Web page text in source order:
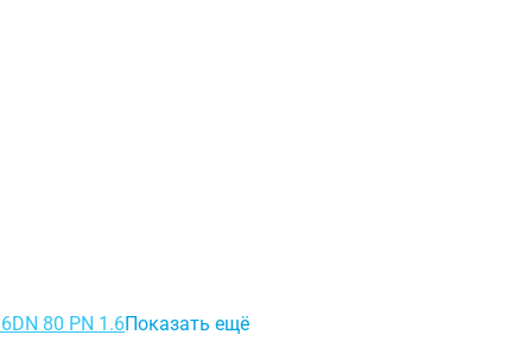
DN 80 PN 1.6Показать ещё